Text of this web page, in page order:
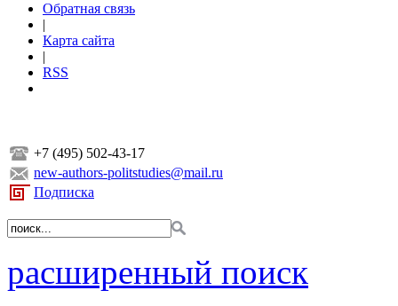
Обратная связь
|
Карта сайта
|
RSS
+7 (495) 502-43-17
new-authors-politstudies@mail.ru
Подписка
расширенный поиск